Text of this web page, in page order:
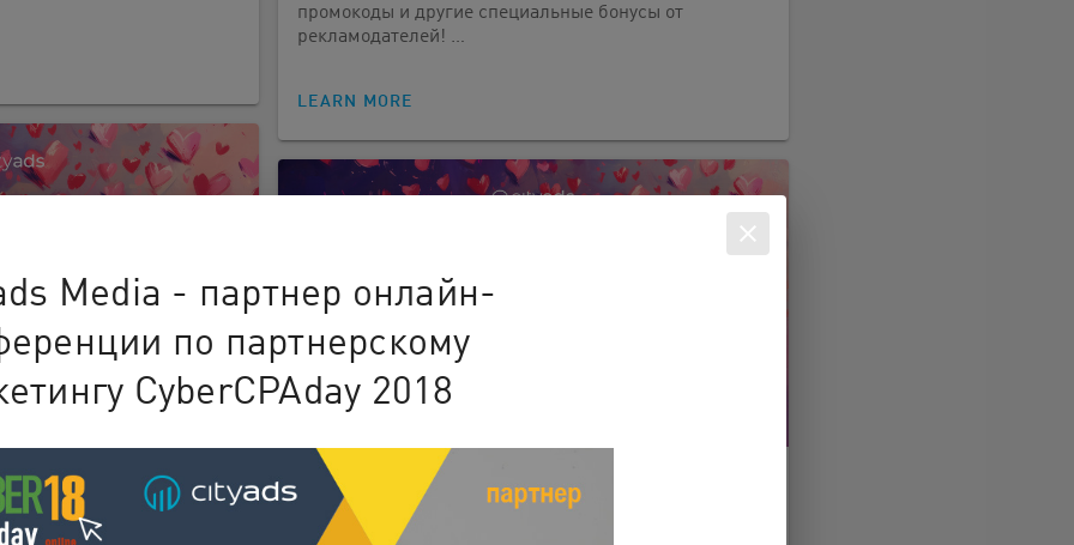
tại Cityads — Đã
nhận tình yêu và
промокоды и другие специальные бонусы от
рекламодателей! …
LEARN MORE
Started at Cityads the festival of the
most attractive offers dedicated to
Media - партнер онлайн-
по партнерскому
CyberCPAday 2018